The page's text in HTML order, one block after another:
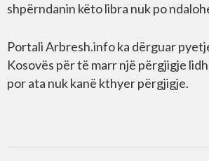
shpërndanin këto libra nuk po
Portali Arbresh.info ka dërguar
Kosovës për të marr një përgjigje
por ata nuk kanë kthyer përgjigje.